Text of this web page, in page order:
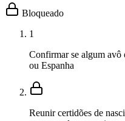
Bloqueado
1
Confirmar se algum avô
ou Espanha
Reunir certidões de